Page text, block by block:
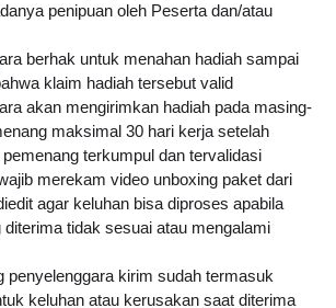
penipuan oleh Peserta dan/atau
berhak untuk menahan hadiah sampai
klaim hadiah tersebut valid
akan mengirimkan hadiah pada masing-
maksimal 30 hari kerja setelah
terkumpul dan tervalidasi
merekam video unboxing paket dari
agar keluhan bisa diproses apabila
diterima tidak sesuai atau mengalami
penyelenggara kirim sudah termasuk
keluhan atau kerusakan saat diterima